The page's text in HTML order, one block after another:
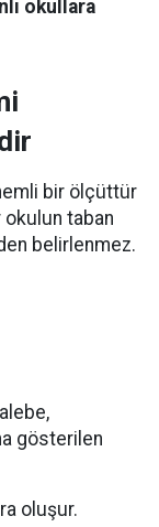
okullara
bir ölçüttür
taban
belirlenmez.
gösterilen
oluşur.